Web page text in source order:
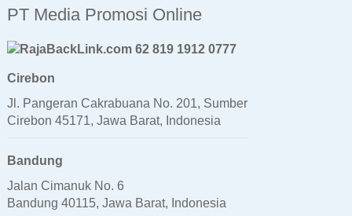
PT Media Promosi Online
62 819 1912 0777
Cirebon
Jl. Pangeran Cakrabuana No. 201, Sumber
Cirebon 45171, Jawa Barat, Indonesia
Bandung
Jalan Cimanuk No. 6
Bandung 40115, Jawa Barat, Indonesia